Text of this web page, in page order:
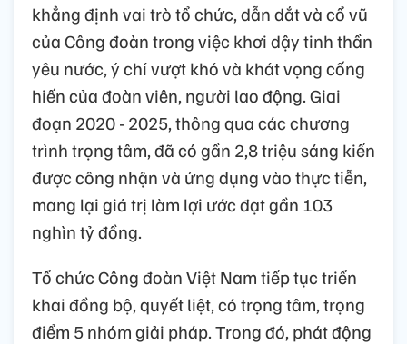
khẳng định vai trò tổ chức, dẫn dắt và cổ vũ
của Công đoàn trong việc khơi dậy tinh thần
yêu nước, ý chí vượt khó và khát vọng cống
hiến của đoàn viên, người lao động. Giai
đoạn 2020 - 2025, thông qua các chương
trình trọng tâm, đã có gần 2,8 triệu sáng kiến
được công nhận và ứng dụng vào thực tiễn,
mang lại giá trị làm lợi ước đạt gần 103
nghìn tỷ đồng.
Tổ chức Công đoàn Việt Nam tiếp tục triển
khai đồng bộ, quyết liệt, có trọng tâm, trọng
điểm 5 nhóm giải pháp. Trong đó, phát động